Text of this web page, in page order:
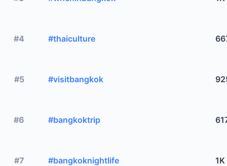
#4 #thaiculture
#5 #visitbangkok
#6 #bangkoktrip
#7 #bangkoknightlife 1K